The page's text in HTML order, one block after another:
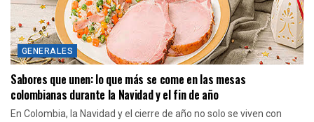
GENERALES
Sabores que unen: lo que más se come en las mesas
colombianas durante la Navidad y el fin de año
En Colombia, la Navidad y el cierre de año no solo se viven con